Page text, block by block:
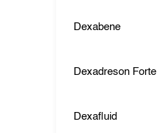
Dexabene
Dexadreson Forte
Dexafluid